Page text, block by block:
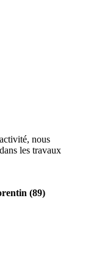
nous
les travaux
(89)